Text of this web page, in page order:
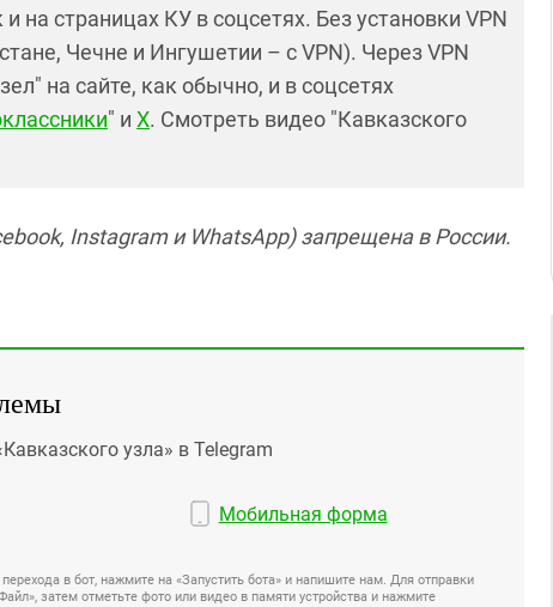
на страницах КУ в соцсетях. Без установки VPN
Чечне и Ингушетии – с VPN). Через VPN
на сайте, как обычно, и в соцсетях
" и X. Смотреть видео "Кавказского
Instagram и WhatsApp) запрещена в России.
узла» в Telegram
Мобильная форма
в бот, нажмите на «Запустить бота» и напишите нам. Для отправки
затем отметьте фото или видео в памяти устройства и нажмите